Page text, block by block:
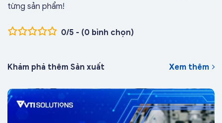
từng sản phẩm!
0/5 - (0 bình chọn)
Khám phá thêm Sản xuất Xem thêm